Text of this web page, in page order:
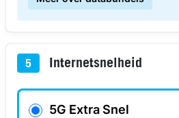
5 Internetsnelheid
5G Extra Snel